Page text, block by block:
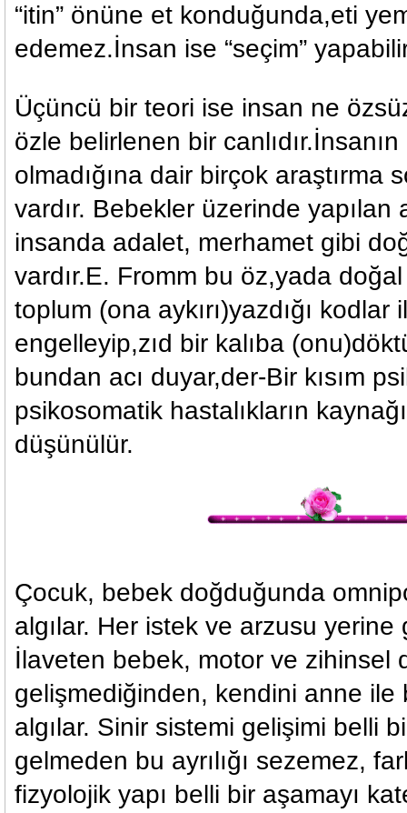
“itin” önüne et konduğunda,eti
edemez.İnsan ise “seçim”
Üçüncü bir teori ise insan ne
özle belirlenen bir
olmadığına dair birçok araştırma
vardır. Bebekler üzerinde yapılan
insanda adalet, merhamet gibi
vardır.E. Fromm bu öz,yada
toplum (ona aykırı)yazdığı kodlar
engelleyip,zıd bir kalıba
bundan acı duyar,der-Bir kısım
psikosomatik hastalıkların
düşünülür.
Çocuk, bebek doğduğunda
algılar. Her istek ve arzusu yerine
İlaveten bebek, motor ve zihinsel
gelişmediğinden, kendini anne ile
algılar. Sinir sistemi gelişimi belli
gelmeden bu ayrılığı sezemez,
fizyolojik yapı belli bir aşamayı